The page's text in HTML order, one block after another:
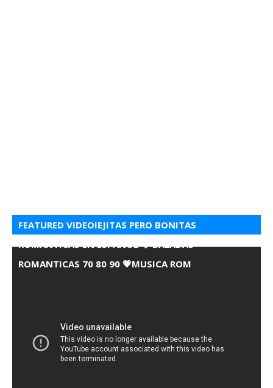
FEATURED VIDEOIEJITAS PERO BONITAS
ROMANTICAS EN ESPANOL 💘 BALADAS
ROMANTICAS 70 80 90 💗MUSICA ROM